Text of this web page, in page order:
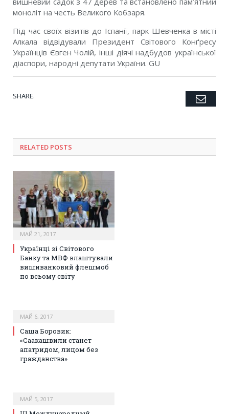
моноліт на честь Великого Кобзаря.
Під час своїх візитів до Іспанії, парк Шевченка в місті
Алкала відвідували Президент Світового Конґресу
Українців Євген Чолій, інші діячі надбудов української
діаспори, народні депутати України. GU
SHARE. Twitter
Facebook
Google+
Pinterest
LinkedIn
Tumblr
RELATED POSTS
МАЙ 21, 2017
Українці зі Світового
Банку та МВФ влаштували
вишиванковий флешмоб
по всьому світу
МАЙ 6, 2017
Саша Боровик:
«Саакашвили станет
апатридом, лицом без
гражданства»
МАЙ 5, 2017